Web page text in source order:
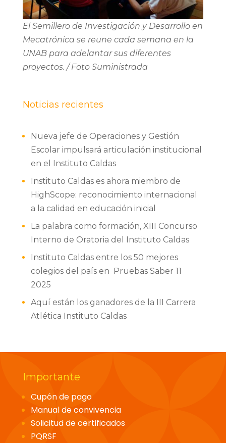
El Semillero de Investigación y Desarrollo en
Mecatrónica se reune cada semana en la
UNAB para adelantar sus diferentes
proyectos. / Foto Suministrada
Noticias recientes
Nueva jefe de Operaciones y Gestión
Escolar impulsará articulación institucional
en el Instituto Caldas
Instituto Caldas es ahora miembro de
HighScope: reconocimiento internacional
a la calidad en educación inicial
La palabra como formación, XIII Concurso
Interno de Oratoria del Instituto Caldas
Instituto Caldas entre los 50 mejores
colegios del país en Pruebas Saber 11
2025
Aquí están los ganadores de la III Carrera
Atlética Instituto Caldas
Importante
Cupón de pago
Manual de convivencia
Solicitud de certificados
PQRSF